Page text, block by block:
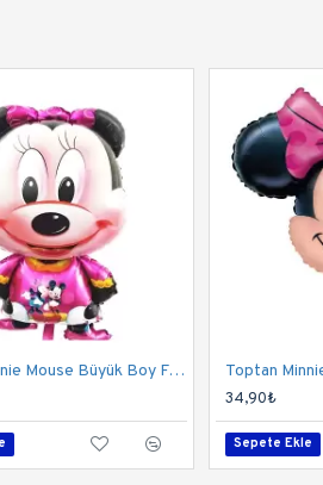
Toptan Minnie Mouse Büyük Boy Folyo Balon
34,90₺
Sepete Ekle